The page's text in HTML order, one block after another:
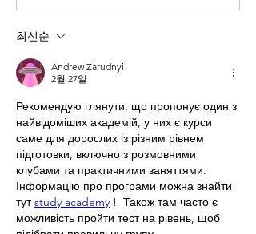
최신순
Andrew Zarudnyi
2월 27일
Рекомендую глянути, що пропонує один з
найвідоміших академій, у них є курси
саме для дорослих із різним рівнем
підготовки, включно з розмовними
клубами та практичними заняттями.
Інформацію про програми можна знайти
тут study academy !  Також там часто є
можливість пройти тест на рівень, щоб